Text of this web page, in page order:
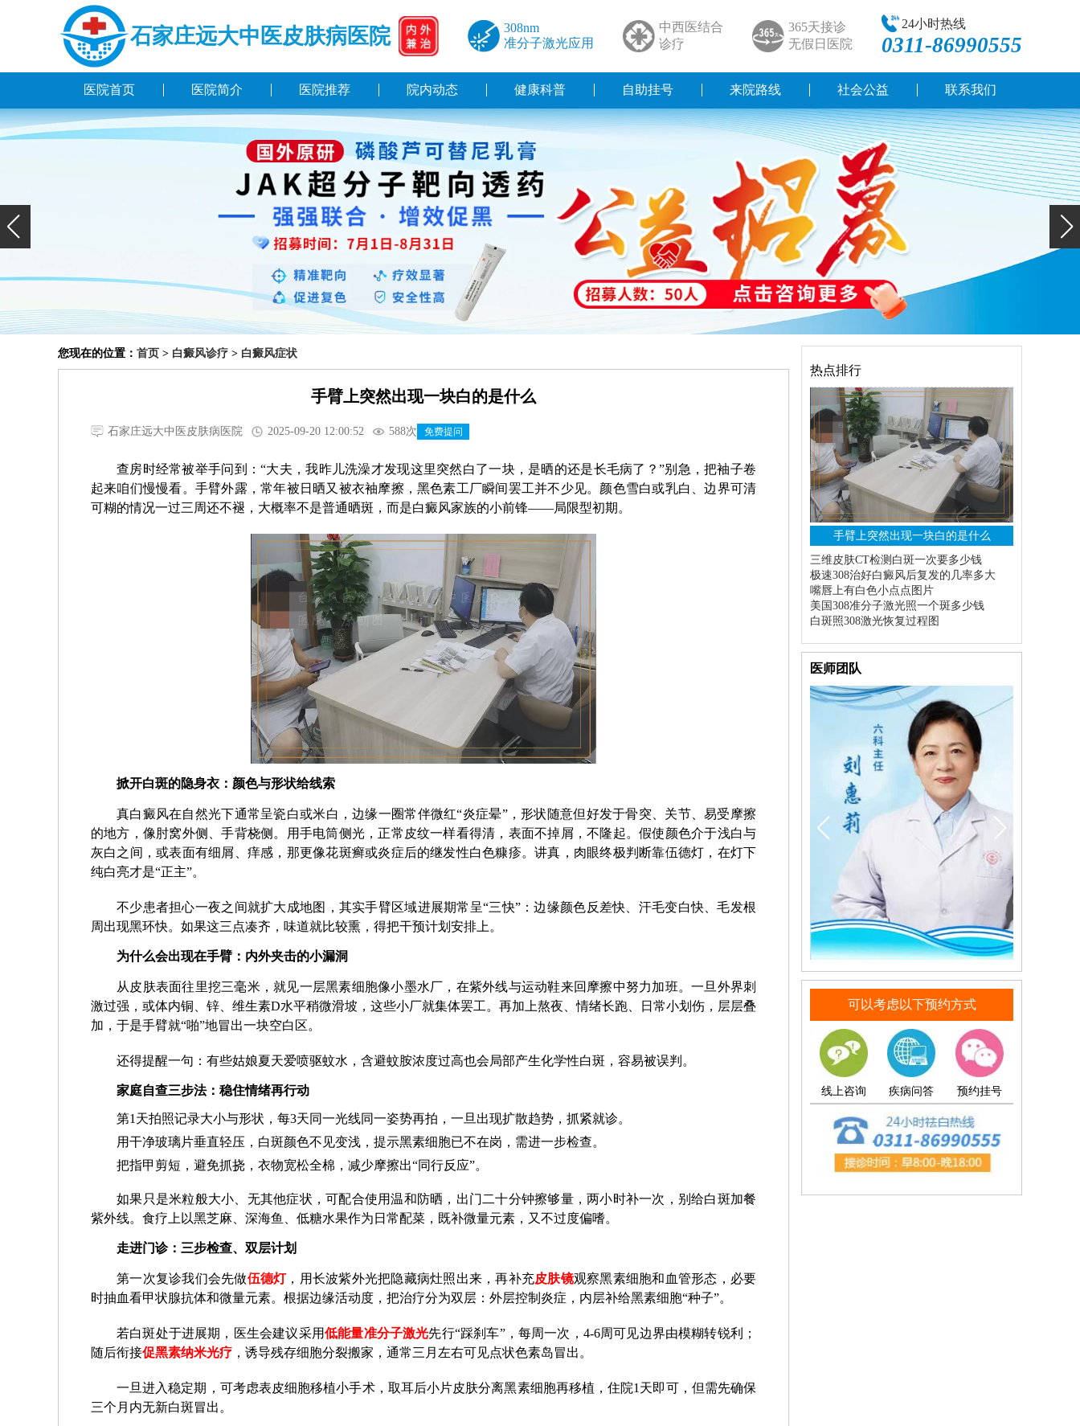
石家庄远大中医皮肤病医院
308nm
准分子激光应用
中西医结合
诊疗
365天接诊
无假日医院
24小时热线
0311-86990555
医院首页 医院简介 医院推荐 院内动态 健康科普 自助挂号 来院路线 社会公益 联系我们
您现在的位置： 首页 > 白癜风诊疗 > 白癜风症状
手臂上突然出现一块白的是什么
石家庄远大中医皮肤病医院 2025-09-20 12:00:52 588次 免费提问
查房时经常被举手问到：“大夫，我昨儿洗澡才发现这里突然白了一块，是晒的还是长毛病了？”别急，把袖子卷
起来咱们慢慢看。手臂外露，常年被日晒又被衣袖摩擦，黑色素工厂瞬间罢工并不少见。颜色雪白或乳白、边界可清
可糊的情况一过三周还不褪，大概率不是普通晒斑，而是白癜风家族的小前锋——局限型初期。
掀开白斑的隐身衣：颜色与形状给线索
真白癜风在自然光下通常呈瓷白或米白，边缘一圈常伴微红“炎症晕”，形状随意但好发于骨突、关节、易受摩擦
的地方，像肘窝外侧、手背桡侧。用手电筒侧光，正常皮纹一样看得清，表面不掉屑，不隆起。假使颜色介于浅白与
灰白之间，或表面有细屑、痒感，那更像花斑癣或炎症后的继发性白色糠疹。讲真，肉眼终极判断靠伍德灯，在灯下
纯白亮才是“正主”。
不少患者担心一夜之间就扩大成地图，其实手臂区域进展期常呈“三快”：边缘颜色反差快、汗毛变白快、毛发根
周出现黑环快。如果这三点凑齐，味道就比较熏，得把干预计划安排上。
为什么会出现在手臂：内外夹击的小漏洞
从皮肤表面往里挖三毫米，就见一层黑素细胞像小墨水厂，在紫外线与运动鞋来回摩擦中努力加班。一旦外界刺
激过强，或体内铜、锌、维生素D水平稍微滑坡，这些小厂就集体罢工。再加上熬夜、情绪长跑、日常小划伤，层层叠
加，于是手臂就“啪”地冒出一块空白区。
还得提醒一句：有些姑娘夏天爱喷驱蚊水，含避蚊胺浓度过高也会局部产生化学性白斑，容易被误判。
家庭自查三步法：稳住情绪再行动
第1天拍照记录大小与形状，每3天同一光线同一姿势再拍，一旦出现扩散趋势，抓紧就诊。
用干净玻璃片垂直轻压，白斑颜色不见变浅，提示黑素细胞已不在岗，需进一步检查。
把指甲剪短，避免抓挠，衣物宽松全棉，减少摩擦出“同行反应”。
如果只是米粒般大小、无其他症状，可配合使用温和防晒，出门二十分钟擦够量，两小时补一次，别给白斑加餐
紫外线。食疗上以黑芝麻、深海鱼、低糖水果作为日常配菜，既补微量元素，又不过度偏嗜。
走进门诊：三步检查、双层计划
第一次复诊我们会先做伍德灯，用长波紫外光把隐藏病灶照出来，再补充皮肤镜观察黑素细胞和血管形态，必要
时抽血看甲状腺抗体和微量元素。根据边缘活动度，把治疗分为双层：外层控制炎症，内层补给黑素细胞“种子”。
若白斑处于进展期，医生会建议采用低能量准分子激光先行“踩刹车”，每周一次，4-6周可见边界由模糊转锐利；
随后衔接促黑素纳米光疗 ，诱导残存细胞分裂搬家，通常三月左右可见点状色素岛冒出。
一旦进入稳定期，可考虑表皮细胞移植小手术，取耳后小片皮肤分离黑素细胞再移植，住院1天即可，但需先确保
三个月内无新白斑冒出。
热点排行
手臂上突然出现一块白的是什么
三维皮肤CT检测白斑一次要多少钱
极速308治好白癜风后复发的几率多大
嘴唇上有白色小点点图片
美国308准分子激光照一个斑多少钱
白斑照308激光恢复过程图
医师团队
可以考虑以下预约方式
线上咨询 疾病问答 预约挂号